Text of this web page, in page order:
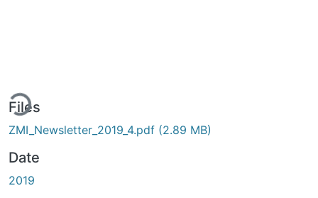
Files
ZMI_Newsletter_2019_4.pdf (2.89 MB)
Date
2019